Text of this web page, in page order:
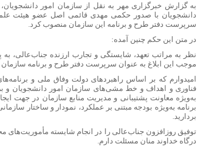
به گزارش خبرگزاری مهر به نقل از سازمان امور
دانشجویان با صدور حکمی مهدی قائمی اصل عضو هیئت
سرپرست دفتر طرح و برنامه این سازمان منصوب کرد.
در متن این حکم چنین آمده:
نظر به مراتب تعهد، شایستگی و تجارب ارزنده جناب‌عالی، به
موجب این ابلاغ به عنوان سرپرست دفتر طرح و برنامه
امیدوارم که بر اساس راهبردهای دولت وفاق ملی و
فناوری و اهداف و خط مشی‌های سازمان امور دانشجویان و
به‌ویژه معاونت پشتیبانی و مدیریت منابع سازمان در جهت
برنامه به‌ویژه بودجه مبتنی‌ بر عملکرد، نمودار و ساختار
بردارید.
توفیق روزافزون جناب‌عالی را در انجام شایسته مأموریت‌های
درگاه خداوند منان مسئلت دارم.